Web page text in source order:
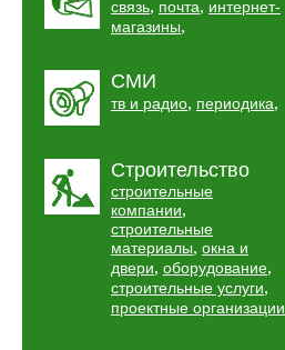
связь, почта, интернет-
магазины,
СМИ
тв и радио, периодика,
Строительство
строительные
компании,
строительные
материалы, окна и
двери, оборудование,
строительные услуги,
проектные организации